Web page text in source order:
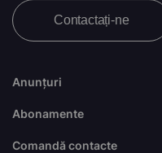
Anunțuri
Abonamente
Comandă contacte
Contactați-ne